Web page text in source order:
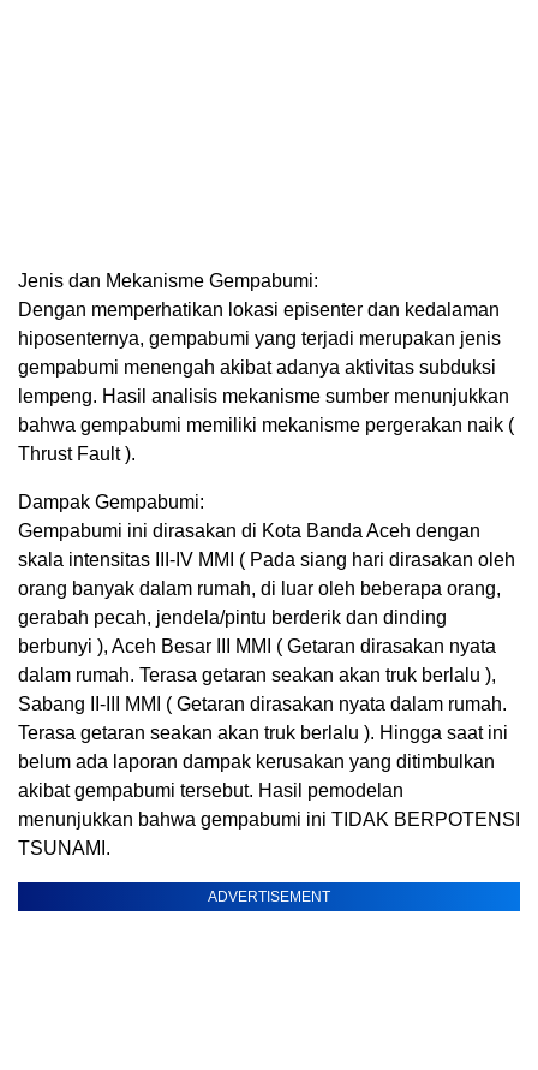
Jenis dan Mekanisme Gempabumi:
Dengan memperhatikan lokasi episenter dan kedalaman
hiposenternya, gempabumi yang terjadi merupakan jenis
gempabumi menengah akibat adanya aktivitas subduksi
lempeng. Hasil analisis mekanisme sumber menunjukkan
bahwa gempabumi memiliki mekanisme pergerakan naik (
Thrust Fault ).
Dampak Gempabumi:
Gempabumi ini dirasakan di Kota Banda Aceh dengan
skala intensitas III-IV MMI ( Pada siang hari dirasakan oleh
orang banyak dalam rumah, di luar oleh beberapa orang,
gerabah pecah, jendela/pintu berderik dan dinding
berbunyi ), Aceh Besar III MMI ( Getaran dirasakan nyata
dalam rumah. Terasa getaran seakan akan truk berlalu ),
Sabang II-III MMI ( Getaran dirasakan nyata dalam rumah.
Terasa getaran seakan akan truk berlalu ). Hingga saat ini
belum ada laporan dampak kerusakan yang ditimbulkan
akibat gempabumi tersebut. Hasil pemodelan
menunjukkan bahwa gempabumi ini TIDAK BERPOTENSI
TSUNAMI.
ADVERTISEMENT